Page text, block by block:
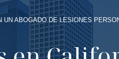
UN ABOGADO DE LESIONES